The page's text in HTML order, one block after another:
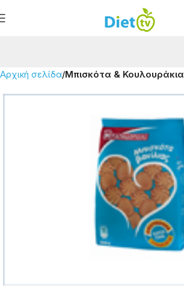
Αρχική σελίδα Μπισκότα & Κουλουράκια